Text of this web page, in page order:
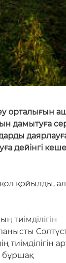
орталығын
дамытуға
дейінгі
қойылды,
тиімділігін
бұршақ